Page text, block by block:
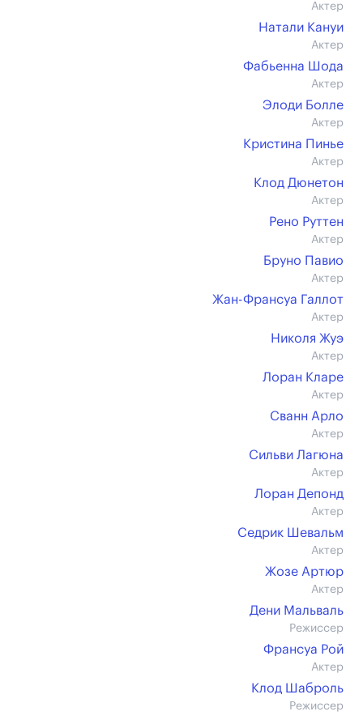
Актер
Натали Кануи
Актер
Фабьенна Шода
Актер
Элоди Болле
Актер
Кристина Пинье
Актер
Клод Дюнетон
Актер
Рено Руттен
Актер
Бруно Павио
Актер
Жан-Франсуа Галлот
Актер
Николя Жуэ
Актер
Лоран Кларе
Актер
Сванн Арло
Актер
Сильви Лагюна
Актер
Лоран Депонд
Актер
Седрик Шевальм
Актер
Жозе Артюр
Актер
Дени Мальваль
Режиссер
Франсуа Рой
Актер
Клод Шаброль
Режиссер